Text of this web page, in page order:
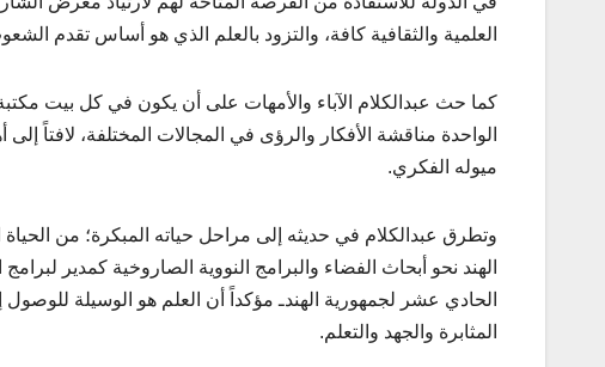
العلمية والثقافية كافة، والتزود بالعلم الذي هو أساس تقدم
كما حث عبدالكلام الآباء والأمهات على أن يكون في كل بيت مكتبة
الواحدة مناقشة الأفكار والرؤى في المجالات المختلفة، لافتاً
ميوله الفكري.
وتطرق عبدالكلام في حديثه إلى مراحل حياته المبكرة؛ من
الهند نحو أبحاث الفضاء والبرامج النووية الصاروخية كمدير
الحادي عشر لجمهورية الهندـ مؤكداً أن العلم هو الوسيلة
المثابرة والجهد والتعلم.